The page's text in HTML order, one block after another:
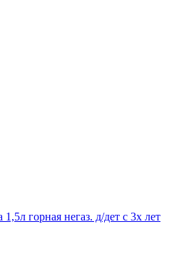
горная негаз. д/дет с 3х лет